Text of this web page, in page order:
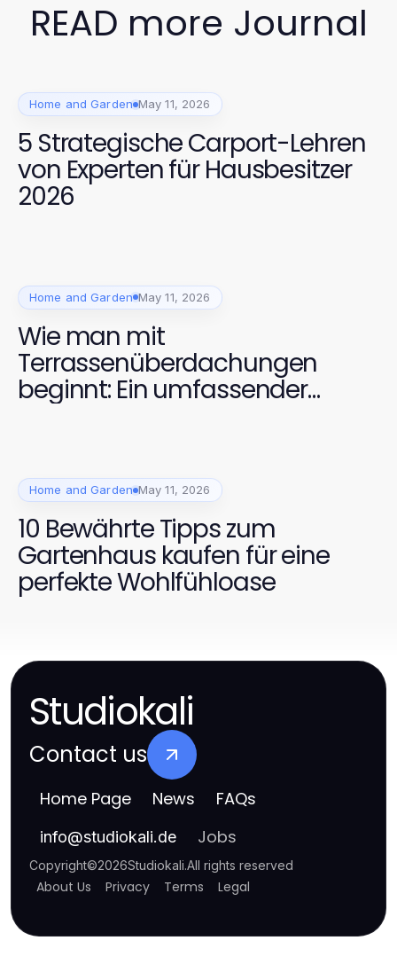
READ more Journal
Home and Garden May 11, 2026
5 Strategische Carport-Lehren
von Experten für Hausbesitzer
2026
Home and Garden May 11, 2026
Wie man mit
Terrassenüberdachungen
beginnt: Ein umfassender
Home and Garden May 11, 2026
10 Bewährte Tipps zum
Gartenhaus kaufen für eine
perfekte Wohlfühloase
Studiokali
Contact us
Home Page News FAQs
info@studiokali.de Jobs
Copyright©2026Studiokali.All rights reserved
About Us Privacy Terms Legal